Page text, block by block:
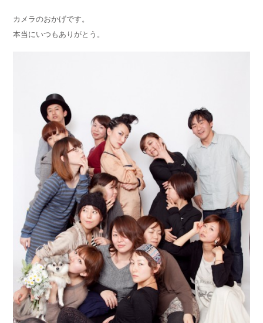
カメラのおかげです。
本当にいつもありがとう。